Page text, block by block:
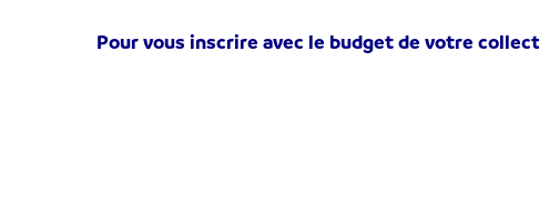
Pour vous inscrire avec le budget de votre